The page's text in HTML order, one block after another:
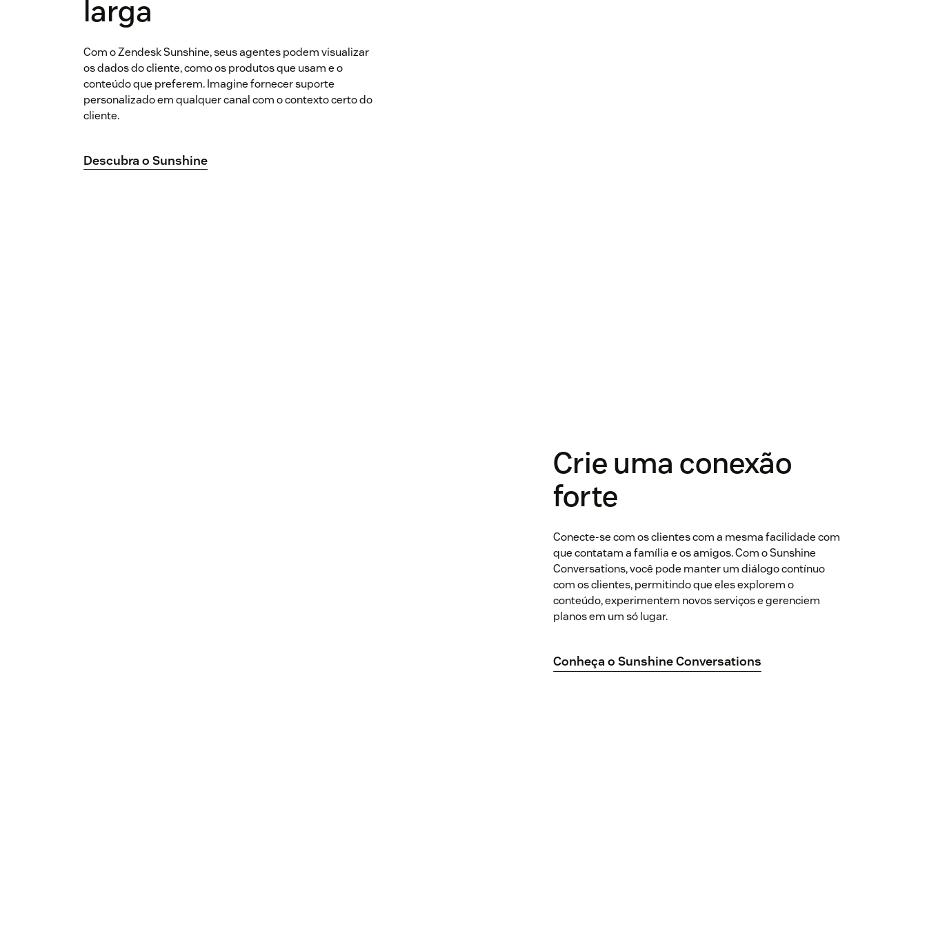
larga
Com o Zendesk Sunshine, seus agentes podem visualizar
os dados do cliente, como os produtos que usam e o
conteúdo que preferem. Imagine fornecer suporte
personalizado em qualquer canal com o contexto certo do
cliente.
Descubra o Sunshine
Crie uma conexão
forte
Conecte-se com os clientes com a mesma facilidade com
que contatam a família e os amigos. Com o Sunshine
Conversations, você pode manter um diálogo contínuo
com os clientes, permitindo que eles explorem o
conteúdo, experimentem novos serviços e gerenciem
planos em um só lugar.
Conheça o Sunshine Conversations